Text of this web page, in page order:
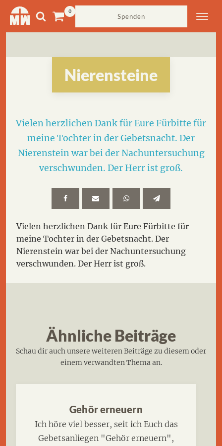
Spenden
Nierensteine
Vielen herzlichen Dank für Eure Fürbitte für
meine Tochter in der Gebetsnacht. Der
Nierenstein war bei der Nachuntersuchung
verschwunden. Der Herr ist groß.
Vielen herzlichen Dank für Eure Fürbitte für
meine Tochter in der Gebetsnacht. Der
Nierenstein war bei der Nachuntersuchung
verschwunden. Der Herr ist groß.
Ähnliche Beiträge
Schau dir auch unsere weiteren Beiträge zu diesem oder
einem verwandten Thema an.
Gehör erneuern
Ich höre viel besser, seit ich Euch das
Gebetsanliegen "Gehör erneuern",